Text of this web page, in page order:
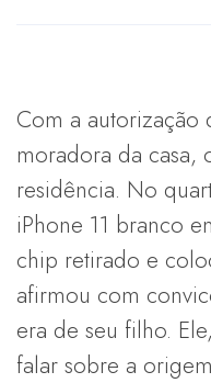
Com a autorização
moradora da casa,
residência. No
iPhone 11 branco
chip retirado e
afirmou com
era de seu filho.
falar sobre a